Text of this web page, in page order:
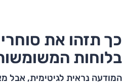
כך תזהו את סוחרי
בלוחות
המודעה נראית לגיטימית, אבל